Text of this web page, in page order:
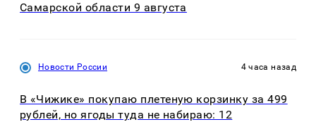
Самарской области 9 августа
Новости России 4 часа назад
В «Чижике» покупаю плетеную корзинку за 499
рублей, но ягоды туда не набираю: 12